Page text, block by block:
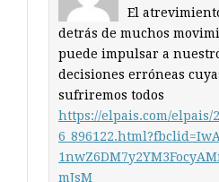
El
detrás de muchos
puede impulsar a
decisiones erróneas
sufriremos todos
https://elpais.com/elpais/
mJsM